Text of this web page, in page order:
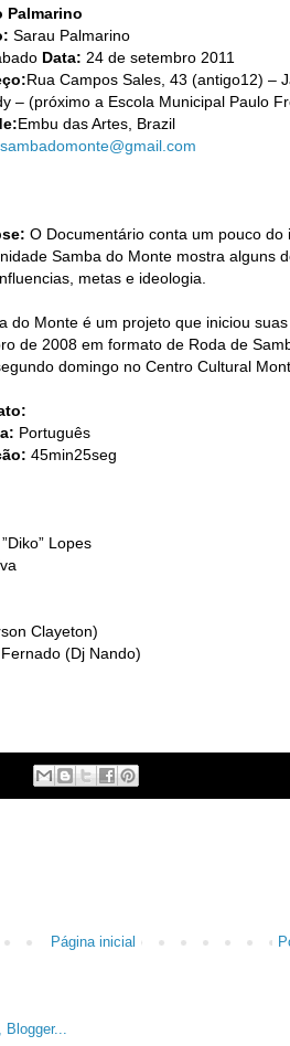
Palmarino
Sarau Palmarino
Data: 24 de setembro 2011
Rua Campos Sales, 43 (antigo12) –
– (próximo a Escola Municipal Paulo
Embu das Artes, Brazil
sambadomonte@gmail.com
O Documentário conta um pouco do
Samba do Monte mostra alguns
metas e ideologia.
do Monte é um projeto que iniciou
de 2008 em formato de Roda de
domingo no Centro Cultural
Português
45min25seg
Lopes
Clayeton)
Fernado (Dj Nando)
Página inicial